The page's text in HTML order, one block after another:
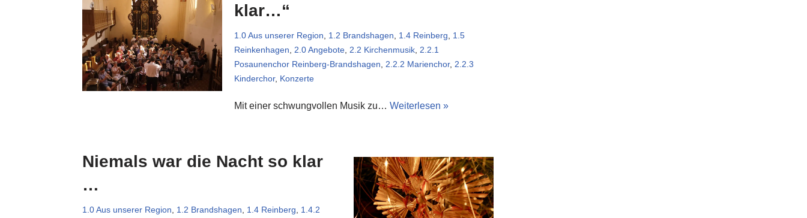
klar…“
1.0 Aus unserer Region 1.2 Brandshagen 1.4 Reinberg
1.5
Reinkenhagen
2.0 Angebote, 2.2 Kirchenmusik, 2.2.1
Posaunenchor Reinberg-Brandshagen
2.2.2 Marienchor, 2.2.3
Kinderchor, Konzerte
Mit einer schwungvollen Musik zu… Weiterlesen »
Niemals war die Nacht so klar
…
1.0 Aus unserer Region 1.2 Brandshagen 1.4 Reinberg
1.4.2